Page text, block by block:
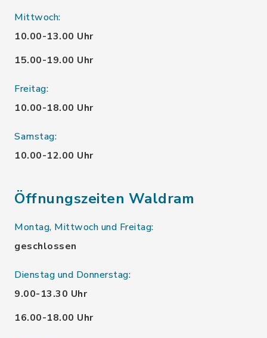
Mittwoch:
10.00-13.00 Uhr
15.00-19.00 Uhr
Freitag:
10.00-18.00 Uhr
Samstag:
10.00-12.00 Uhr
Öffnungszeiten Waldram
Montag, Mittwoch und Freitag:
geschlossen
Dienstag und Donnerstag:
9.00-13.30 Uhr
16.00-18.00 Uhr